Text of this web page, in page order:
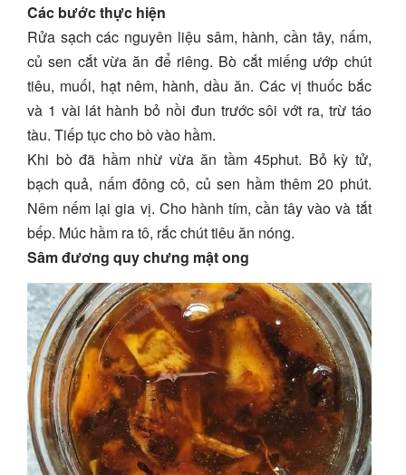
Các bước thực hiện
Rửa sạch các nguyên liệu sâm, hành, cần tây, nấm,
củ sen cắt vừa ăn để riêng. Bò cắt miếng ướp chút
tiêu, muối, hạt nêm, hành, dầu ăn. Các vị thuốc bắc
và 1 vài lát hành bỏ nồi đun trước sôi vớt ra, trừ táo
tàu. Tiếp tục cho bò vào hầm.
Khi bò đã hầm nhừ vừa ăn tầm 45phut. Bỏ kỳ tử,
bạch quả, nấm đông cô, củ sen hầm thêm 20 phút.
Nêm nếm lại gia vị. Cho hành tím, cần tây vào và tắt
bếp. Múc hầm ra tô, rắc chút tiêu ăn nóng.
Sâm đương quy chưng mật ong